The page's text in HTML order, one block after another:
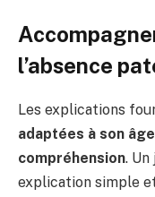
l’absence
Les explications
adaptées à son
compréhension.
explication simple